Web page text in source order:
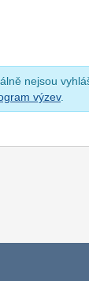
nejsou
výzev.